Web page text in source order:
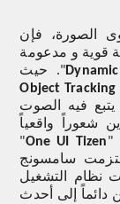
الصورة، فإن
قوية و مدعومة
". حيث
Object Tracking
يتبع فيه الصوت
شعوراً واقعياً
"
One UI Tizen
"
سامسونج
نظام التشغيل
إلى أحدث